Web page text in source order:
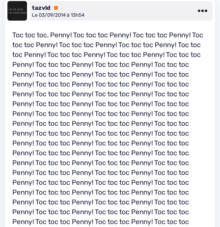
tazvld
Premium
Le 03/09/2014 à 13h54
Toc toc toc, Penny! Toc toc toc Penny! Toc toc toc Penny! Toc
toc toc Penny! Toc toc toc Penny! Toc toc toc Penny! Toc toc
toc Penny! Toc toc toc Penny! Toc toc toc Penny! Toc toc toc
Penny! Toc toc toc Penny! Toc toc toc Penny! Toc toc toc
Penny! Toc toc toc Penny! Toc toc toc Penny! Toc toc toc
Penny! Toc toc toc Penny! Toc toc toc Penny! Toc toc toc
Penny! Toc toc toc Penny! Toc toc toc Penny! Toc toc toc
Penny! Toc toc toc Penny! Toc toc toc Penny! Toc toc toc
Penny! Toc toc toc Penny! Toc toc toc Penny! Toc toc toc
Penny! Toc toc toc Penny! Toc toc toc Penny! Toc toc toc
Penny! Toc toc toc Penny! Toc toc toc Penny! Toc toc toc
Penny! Toc toc toc Penny! Toc toc toc Penny! Toc toc toc
Penny! Toc toc toc Penny! Toc toc toc Penny! Toc toc toc
Penny! Toc toc toc Penny! Toc toc toc Penny! Toc toc toc
Penny! Toc toc toc Penny! Toc toc toc Penny! Toc toc toc
Penny! Toc toc toc Penny! Toc toc toc Penny! Toc toc toc
Penny! Toc toc toc Penny! Toc toc toc Penny! Toc toc toc
Penny! Toc toc toc Penny! Toc toc toc Penny! Toc toc toc
Penny! Toc toc toc Penny! Toc toc toc Penny! Toc toc toc
Penny! Toc toc toc Penny! Toc toc toc Penny! Toc toc toc